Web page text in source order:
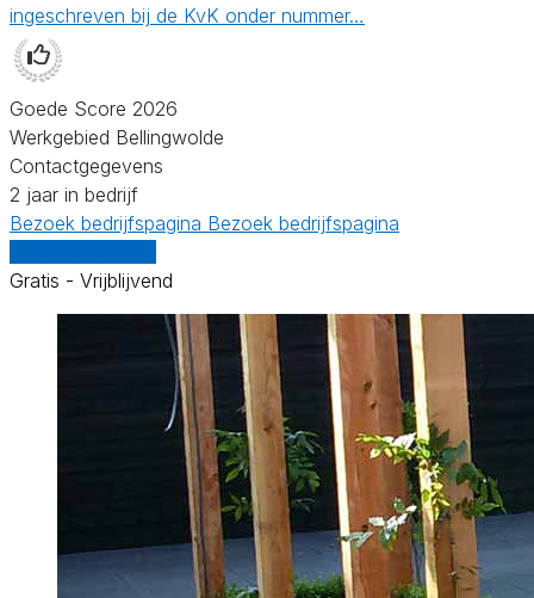
ingeschreven bij de KvK onder nummer…
Goede Score 2026
Werkgebied Bellingwolde
Contactgegevens
2 jaar in bedrijf
Bezoek bedrijfspagina Bezoek bedrijfspagina
Gratis - Vrijblijvend